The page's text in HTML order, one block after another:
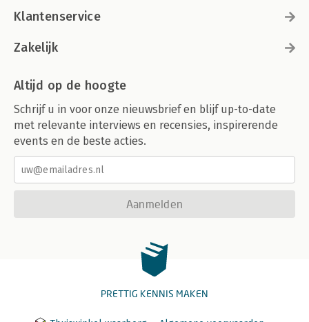
Klantenservice
Zakelijk
Altijd op de hoogte
Schrijf u in voor onze nieuwsbrief en blijf up-to-date
met relevante interviews en recensies, inspirerende
events en de beste acties.
Aanmelden
PRETTIG KENNIS MAKEN